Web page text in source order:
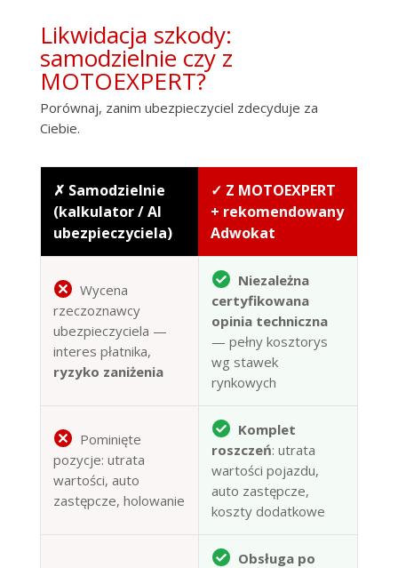
Likwidacja szkody:
samodzielnie czy z
MOTOEXPERT?
Porównaj, zanim ubezpieczyciel zdecyduje za
Ciebie.
✗ Samodzielnie
(kalkulator / AI
ubezpieczyciela)
✓ Z MOTOEXPERT
+ rekomendowany
Adwokat
Wycena
rzeczoznawcy
ubezpieczyciela —
interes płatnika,
ryzyko zaniżenia
Niezależna
certyfikowana
opinia techniczna
— pełny kosztorys
wg stawek
rynkowych
Pominięte
pozycje: utrata
wartości, auto
zastępcze, holowanie
Komplet
roszczeń: utrata
wartości pojazdu,
auto zastępcze,
koszty dodatkowe
Obsługa po